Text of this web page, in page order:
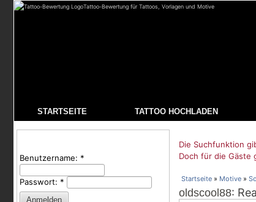
Tattoo-Bewertung für Tattoos, Vorlagen und Motive
STARTSEITE TATTOO HOCHLADEN
Benutzername: *
Passwort: *
Die Suchfunktion
Doch für die Gäste
Startseite » Motive »
oldscool88: